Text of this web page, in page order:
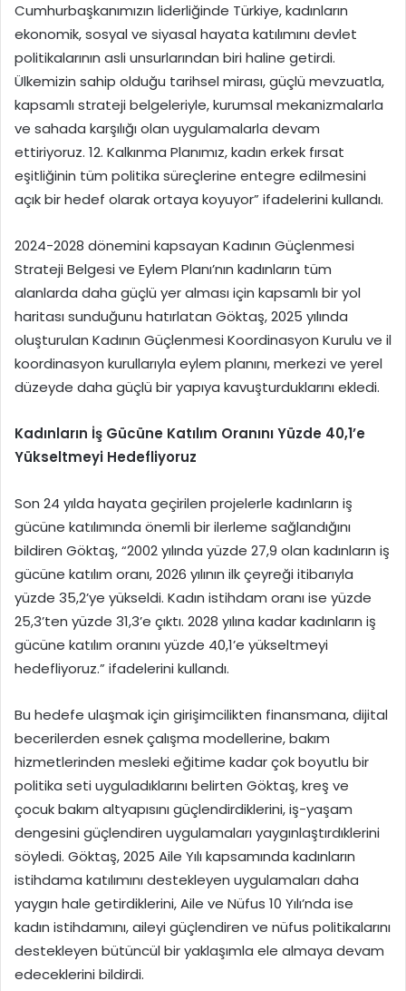
Cumhurbaşkanımızın liderliğinde Türkiye, kadınların
ekonomik, sosyal ve siyasal hayata katılımını devlet
politikalarının asli unsurlarından biri haline getirdi.
Ülkemizin sahip olduğu tarihsel mirası, güçlü mevzuatla,
kapsamlı strateji belgeleriyle, kurumsal mekanizmalarla
ve sahada karşılığı olan uygulamalarla devam
ettiriyoruz. 12. Kalkınma Planımız, kadın erkek fırsat
eşitliğinin tüm politika süreçlerine entegre edilmesini
açık bir hedef olarak ortaya koyuyor” ifadelerini kullandı.
2024-2028 dönemini kapsayan Kadının Güçlenmesi
Strateji Belgesi ve Eylem Planı’nın kadınların tüm
alanlarda daha güçlü yer alması için kapsamlı bir yol
haritası sunduğunu hatırlatan Göktaş, 2025 yılında
oluşturulan Kadının Güçlenmesi Koordinasyon Kurulu ve il
koordinasyon kurullarıyla eylem planını, merkezi ve yerel
düzeyde daha güçlü bir yapıya kavuşturduklarını ekledi.
Kadınların İş Gücüne Katılım Oranını Yüzde 40,1’e
Yükseltmeyi Hedefliyoruz
Son 24 yılda hayata geçirilen projelerle kadınların iş
gücüne katılımında önemli bir ilerleme sağlandığını
bildiren Göktaş, “2002 yılında yüzde 27,9 olan kadınların iş
gücüne katılım oranı, 2026 yılının ilk çeyreği itibarıyla
yüzde 35,2’ye yükseldi. Kadın istihdam oranı ise yüzde
25,3’ten yüzde 31,3’e çıktı. 2028 yılına kadar kadınların iş
gücüne katılım oranını yüzde 40,1’e yükseltmeyi
hedefliyoruz.” ifadelerini kullandı.
Bu hedefe ulaşmak için girişimcilikten finansmana, dijital
becerilerden esnek çalışma modellerine, bakım
hizmetlerinden mesleki eğitime kadar çok boyutlu bir
politika seti uyguladıklarını belirten Göktaş, kreş ve
çocuk bakım altyapısını güçlendirdiklerini, iş-yaşam
dengesini güçlendiren uygulamaları yaygınlaştırdıklerini
söyledi. Göktaş, 2025 Aile Yılı kapsamında kadınların
istihdama katılımını destekleyen uygulamaları daha
yaygın hale getirdiklerini, Aile ve Nüfus 10 Yılı’nda ise
kadın istihdamını, aileyi güçlendiren ve nüfus politikalarını
destekleyen bütüncül bir yaklaşımla ele almaya devam
edeceklerini bildirdi.